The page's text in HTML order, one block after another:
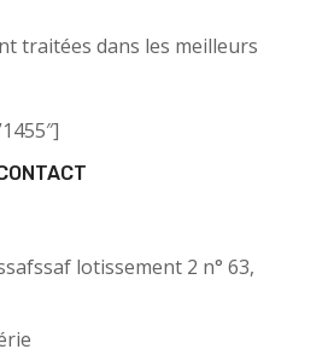
traitées dans les meilleurs
lotissement 2 n° 63,